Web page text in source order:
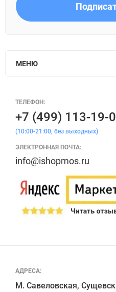
МЕНЮ
АДРЕСА:
М. Савеловская,
ТЕЛЕФОН:
+7 (499) 113-19-
(10:00-21:00, без выходных)
ЭЛЕКТРОННАЯ ПОЧТА:
info@ishopmos.ru